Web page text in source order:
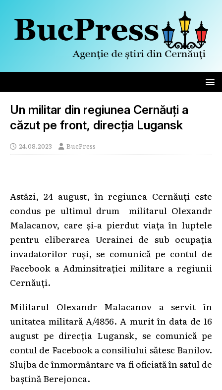
Un militar din regiunea Cernăuți a
căzut pe front, direcția Lugansk
24.08.2023 BucPress
Astăzi, 24 august, în regiunea Cernăuți este
condus pe ultimul drum militarul Olexandr
Malacanov, care și-a pierdut viața în luptele
pentru eliberarea Ucrainei de sub ocupația
invadatorilor ruși, se comunică pe contul de
Facebook a Adminsitrației militare a regiunii
Cernăuți.
Militarul Olexandr Malacanov a servit în
unitatea militară A/4856. A murit în data de 16
august pe direcția Lugansk, se comunică pe
contul de Facebook a consiliului sătesc Banilov.
Slujba de înmormântare va fi oficiată în satul de
baștină Berejonca.